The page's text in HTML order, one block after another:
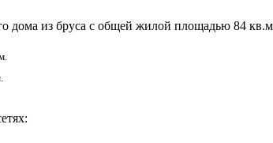
дома из бруса с общей жилой площадью 84